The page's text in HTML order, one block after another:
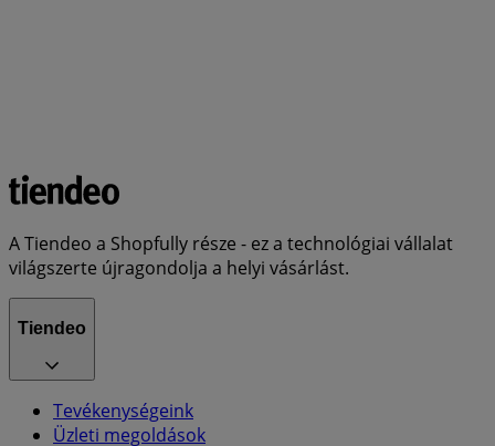
A Tiendeo a Shopfully része - ez a technológiai vállalat
világszerte újragondolja a helyi vásárlást.
Tiendeo
Tevékenységeink
Üzleti megoldások